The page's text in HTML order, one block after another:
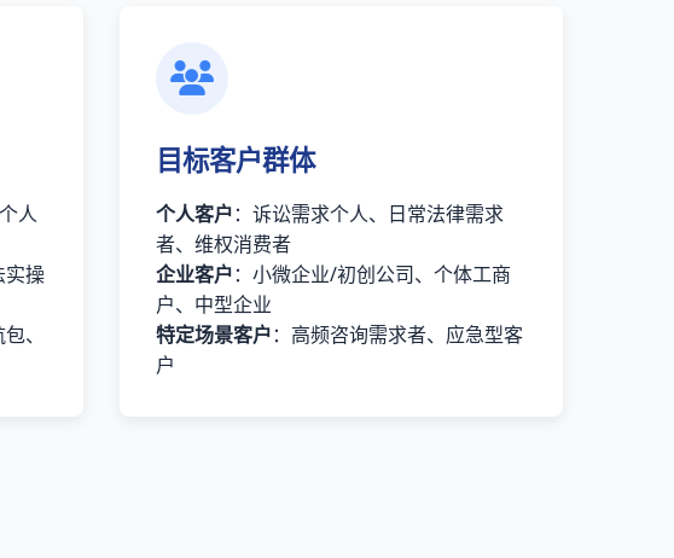
人
实操
、
目标客户群体
个人客户：诉讼需求个人、日常法律需求
者、维权消费者
企业客户：小微企业/初创公司、个体工商
户、中型企业
特定场景客户：高频咨询需求者、应急型客
户